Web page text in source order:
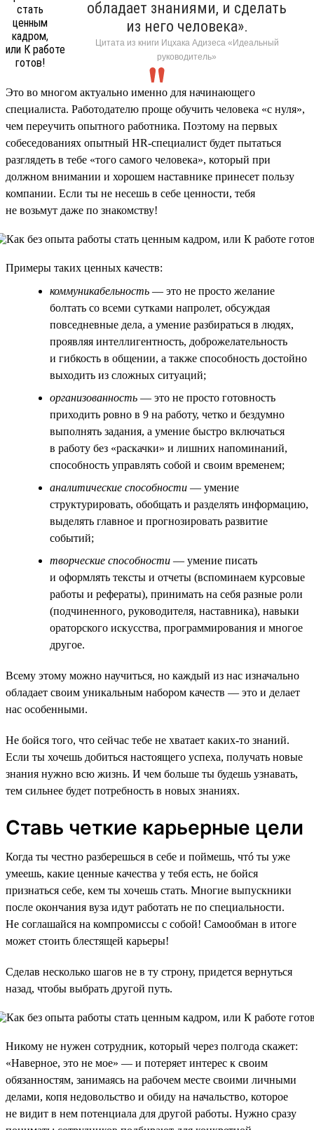
обладает знаниями, и сделать
из него человека».
Цитата из книги Ицхака Адизеса «Идеальный
руководитель»
Это во многом актуально именно для начинающего
специалиста. Работодателю проще обучить человека «с нуля»,
чем переучить опытного работника. Поэтому на первых
собеседованиях опытный HR-специалист будет пытаться
разглядеть в тебе «того самого человека», который при
должном внимании и хорошем наставнике принесет пользу
компании. Если ты не несешь в себе ценности, тебя
не возьмут даже по знакомству!
Примеры таких ценных качеств:
коммуникабельность — это не просто желание
болтать со всеми сутками напролет, обсуждая
повседневные дела, а умение разбираться в людях,
проявляя интеллигентность, доброжелательность
и гибкость в общении, а также способность достойно
выходить из сложных ситуаций;
организованность — это не просто готовность
приходить ровно в 9 на работу, четко и бездумно
выполнять задания, а умение быстро включаться
в работу без «раскачки» и лишних напоминаний,
способность управлять собой и своим временем;
аналитические способности — умение
структурировать, обобщать и разделять информацию,
выделять главное и прогнозировать развитие
событий;
творческие способности — умение писать
и оформлять тексты и отчеты (вспоминаем курсовые
работы и рефераты), принимать на себя разные роли
(подчиненного, руководителя, наставника), навыки
ораторского искусства, программирования и многое
другое.
Всему этому можно научиться, но каждый из нас изначально
обладает своим уникальным набором качеств — это и делает
нас особенными.
Не бойся того, что сейчас тебе не хватает каких-то знаний.
Если ты хочешь добиться настоящего успеха, получать новые
знания нужно всю жизнь. И чем больше ты будешь узнавать,
тем сильнее будет потребность в новых знаниях.
Ставь четкие карьерные цели
Когда ты честно разберешься в себе и поймешь, чтó ты уже
умеешь, какие ценные качества у тебя есть, не бойся
признаться себе, кем ты хочешь стать. Многие выпускники
после окончания вуза идут работать не по специальности.
Не соглашайся на компромиссы с собой! Самообман в итоге
может стоить блестящей карьеры!
Сделав несколько шагов не в ту строну, придется вернуться
назад, чтобы выбрать другой путь.
Никому не нужен сотрудник, который через полгода скажет:
«Наверное, это не мое» — и потеряет интерес к своим
обязанностям, занимаясь на рабочем месте своими личными
делами, копя недовольство и обиду на начальство, которое
не видит в нем потенциала для другой работы. Нужно сразу